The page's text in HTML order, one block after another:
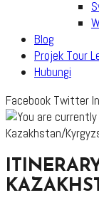
Blog
Projek Tour
Hubungi
Facebook Twitter